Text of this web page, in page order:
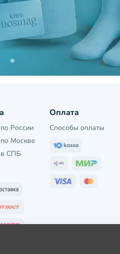
России
Москве
в СПБ
Оплата
Способы оплаты